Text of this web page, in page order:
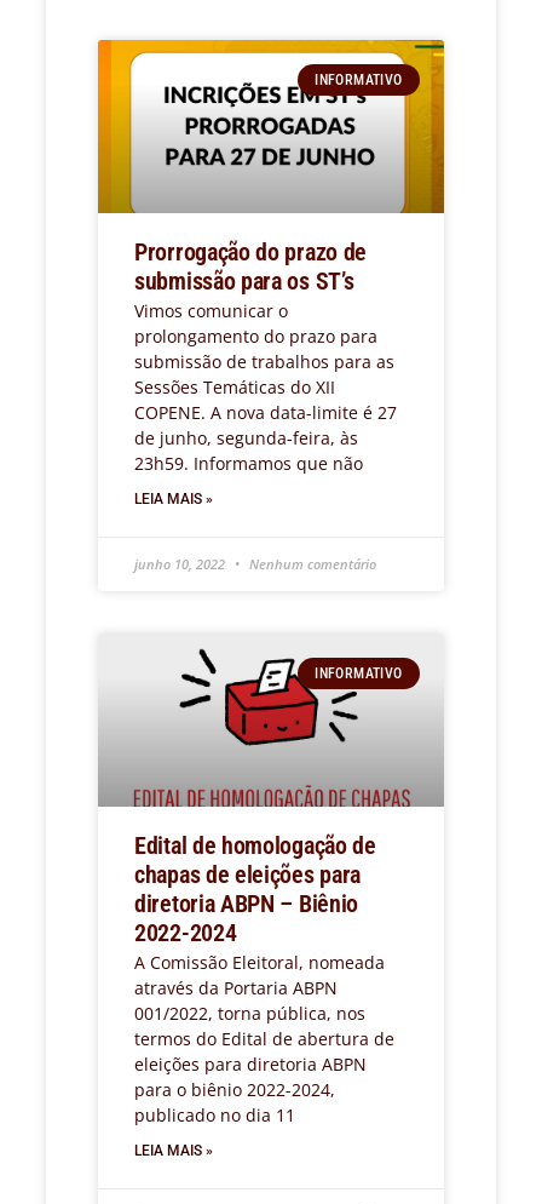
INFORMATIVO
Prorrogação do prazo de
submissão para os ST’s
Vimos comunicar o
prolongamento do prazo para
submissão de trabalhos para as
Sessões Temáticas do XII
COPENE. A nova data-limite é 27
de junho, segunda-feira, às
23h59. Informamos que não
LEIA MAIS »
junho 10, 2022 Nenhum comentário
INFORMATIVO
Edital de homologação de
chapas de eleições para
diretoria ABPN – Biênio
2022-2024
A Comissão Eleitoral, nomeada
através da Portaria ABPN
001/2022, torna pública, nos
termos do Edital de abertura de
eleições para diretoria ABPN
para o biênio 2022-2024,
publicado no dia 11
LEIA MAIS »